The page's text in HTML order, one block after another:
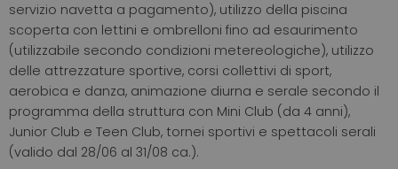
servizio navetta a pagamento), utilizzo della piscina
scoperta con lettini e ombrelloni fino ad esaurimento
(utilizzabile secondo condizioni metereologiche), utilizzo
delle attrezzature sportive, corsi collettivi di sport,
aerobica e danza, animazione diurna e serale secondo il
programma della struttura con Mini Club (da 4 anni),
Junior Club e Teen Club, tornei sportivi e spettacoli serali
(valido dal 28/06 al 31/08 ca.).